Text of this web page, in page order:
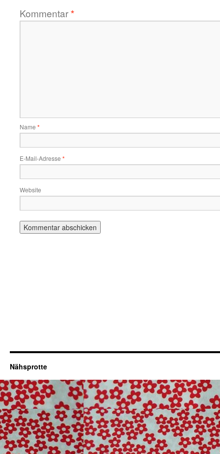
Kommentar*
Name *
E-Mail-Adresse *
Website
Nähsprotte